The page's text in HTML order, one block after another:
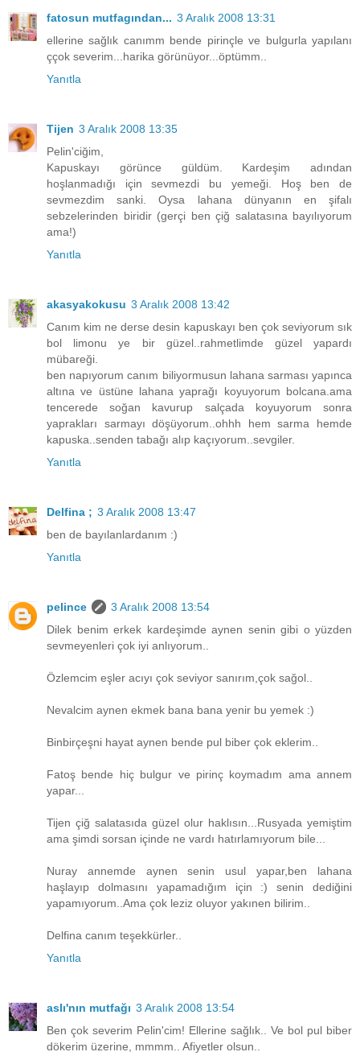
fatosun mutfagından... 3 Aralık 2008 13:31
ellerine sağlık canımm bende pirinçle ve bulgurla yapılanı
ççok severim...harika görünüyor...öptümm..
Yanıtla
Tijen 3 Aralık 2008 13:35
Pelin'ciğim,
Kapuskayı görünce güldüm. Kardeşim adından
hoşlanmadığı için sevmezdi bu yemeği. Hoş ben de
sevmezdim sanki. Oysa lahana dünyanın en şifalı
sebzelerinden biridir (gerçi ben çiğ salatasına bayılıyorum
ama!)
Yanıtla
akasyakokusu 3 Aralık 2008 13:42
Canım kim ne derse desin kapuskayı ben çok seviyorum sık
bol limonu ye bir güzel..rahmetlimde güzel yapardı
mübareği.
ben napıyorum canım biliyormusun lahana sarması yapınca
altına ve üstüne lahana yaprağı koyuyorum bolcana.ama
tencerede soğan kavurup salçada koyuyorum sonra
yaprakları sarmayı döşüyorum..ohhh hem sarma hemde
kapuska..senden tabağı alıp kaçıyorum..sevgiler.
Yanıtla
Delfina ; 3 Aralık 2008 13:47
ben de bayılanlardanım :)
Yanıtla
pelince
3 Aralık 2008 13:54
Dilek benim erkek kardeşimde aynen senin gibi o yüzden
sevmeyenleri çok iyi anlıyorum..
Özlemcim eşler acıyı çok seviyor sanırım,çok sağol..
Nevalcim aynen ekmek bana bana yenir bu yemek :)
Binbirçeşni hayat aynen bende pul biber çok eklerim..
Fatoş bende hiç bulgur ve pirinç koymadım ama annem
yapar...
Tijen çiğ salatasıda güzel olur haklısın...Rusyada yemiştim
ama şimdi sorsan içinde ne vardı hatırlamıyorum bile...
Nuray annemde aynen senin usul yapar,ben lahana
haşlayıp dolmasını yapamadığım için :) senin dediğini
yapamıyorum..Ama çok leziz oluyor yakınen bilirim..
Delfina canım teşekkürler..
Yanıtla
aslı'nın mutfağı 3 Aralık 2008 13:54
Ben çok severim Pelin'cim! Ellerine sağlık.. Ve bol pul biber
dökerim üzerine, mmmm.. Afiyetler olsun..